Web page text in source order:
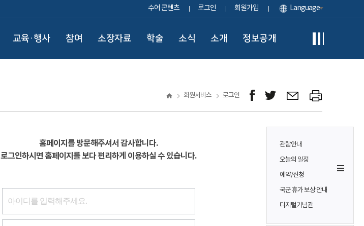
수어 콘텐츠 로그인 회원가입 Language
교육·행사 참여 소장자료 학술 소식 소개 정보공개
관람안내
오늘의 일정
예약/신청
국군 휴가 보상 안내
디지털기념관
회원서비스 로그인
홈페이지를 방문해주셔서 감사합니다.
로그인하시면 홈페이지를 보다 편리하게 이용하실 수 있습니다.